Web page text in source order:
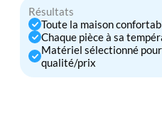
Résultats
Toute la maison
Chaque pièce à sa
Matériel sélectionné
qualité/prix